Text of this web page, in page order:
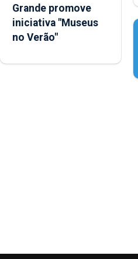
Grande promove
iniciativa "Museus
no Verão"